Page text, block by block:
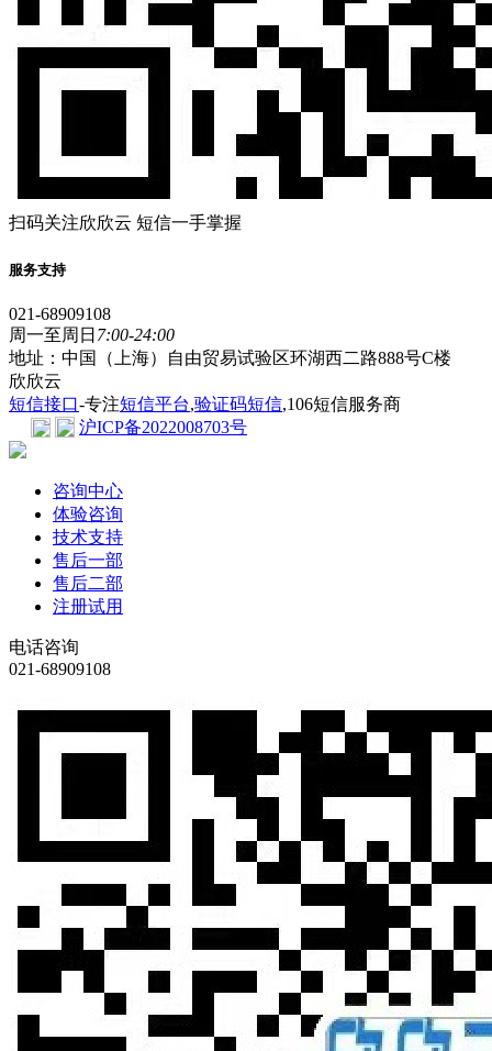
扫码关注欣欣云 短信一手掌握
服务支持
021-68909108
周一至周日 7:00-24:00
地址：中国（上海）自由贸易试验区环湖西二路888号C楼
欣欣云
短信接口-专注短信平台,验证码短信,106短信服务商
沪ICP备2022008703号
咨询中心
体验咨询
技术支持
售后一部
售后二部
注册试用
电话咨询
021-68909108